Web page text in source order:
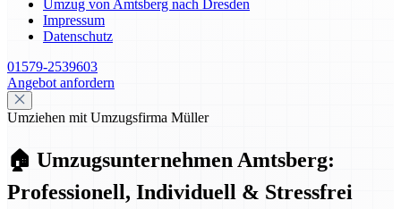
Umzug von Amtsberg nach Dresden
Impressum
Datenschutz
01579-2539603
Angebot anfordern
Umziehen mit Umzugsfirma Müller
🏠 Umzugsunternehmen Amtsberg:
Professionell, Individuell & Stressfrei